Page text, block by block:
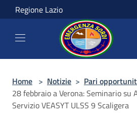
Salta al contenuto principale
Regione Lazio
Home > Notizie > Pari
28 febbraio a Verona: Seminario su
Servizio VEASYT ULSS 9 Scaligera